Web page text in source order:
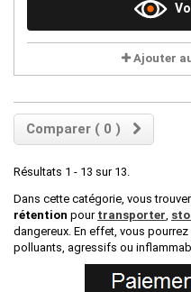
Ajouter
Comparer ( 0 )
Résultats 1 - 13 sur 13.
Dans cette catégorie, vous
rétention pour transporter,
dangereux. En effet, vous pourrez
polluants, agressifs ou